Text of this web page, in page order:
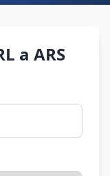
a ARS